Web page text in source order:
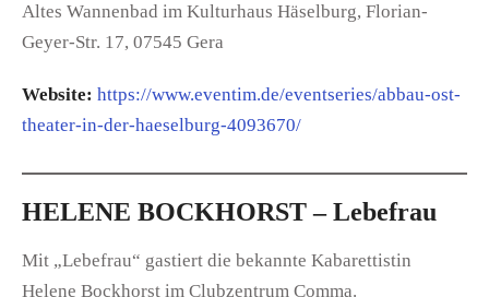
Altes Wannenbad im Kulturhaus Häselburg, Florian-
Geyer-Str. 17, 07545 Gera
Website: https://www.eventim.de/eventseries/abbau-ost-
theater-in-der-haeselburg-4093670/
HELENE BOCKHORST – Lebefrau
Mit „Lebefrau“ gastiert die bekannte Kabarettistin
Helene Bockhorst im Clubzentrum Comma.